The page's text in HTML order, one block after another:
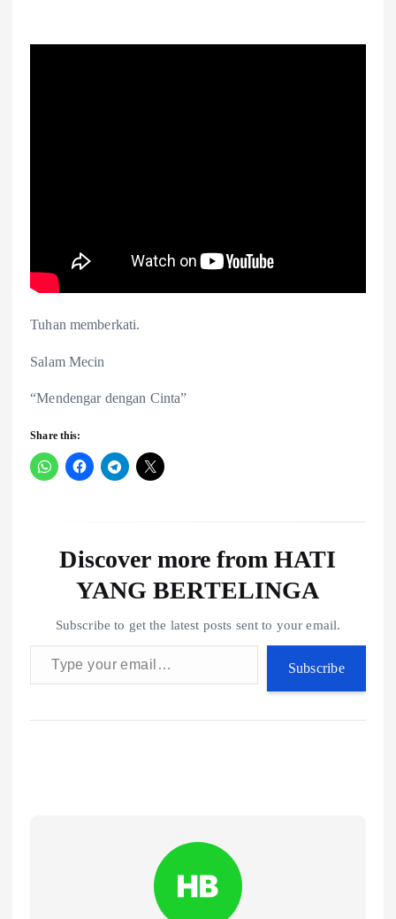
Tuhan memberkati.
Salam Mecin
“Mendengar dengan Cinta”
Share this:
Discover more from HATI
YANG BERTELINGA
Subscribe to get the latest posts sent to your email.
Type your email…
Subscribe